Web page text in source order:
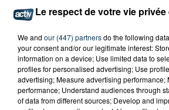
Le respect de votre vie
We and our (447) partnersdo the following
your consent and/or our legitimate interest:
information on a device; Use limited data to
profiles for personalised advertising; Use
advertising; Measure advertising performance;
performance; Understand audiences through
of data from different sources; Develop and